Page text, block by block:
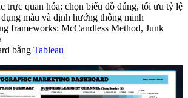
trực quan hóa: chọn biểu đồ đúng, tối ưu tỷ lệ
màu và định hướng thông minh
frameworks: McCandless Method, Junk
bằng Tableau